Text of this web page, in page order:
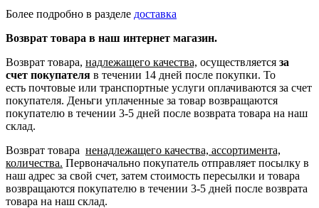
Более подробно в разделе доставка
Возврат товара в наш интернет магазин.
Возврат товара, надлежащего качества, осуществляется за
счет покупателя в течении 14 дней после покупки. То
есть почтовые или транспортные услуги оплачиваются за счет
покупателя. Деньги уплаченные за товар возвращаются
покупателю в течении 3-5 дней после возврата товара на наш
склад.
Возврат товара ненадлежащего качества, ассортимента,
количества. Первоначально покупатель отправляет посылку в
наш адрес за свой счет, затем стоимость пересылки и товара
возвращаются покупателю в течении 3-5 дней после возврата
товара на наш склад.